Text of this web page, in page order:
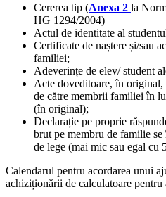
Cererea tip (Anexa 2 la
HG 1294/2004)
Actul de identitate al
Certificate de naștere și/sau
familiei;
Adeverințe de elev/ student
Acte doveditoare, în
de către membrii familiei în
(în original);
Declarație pe proprie
brut pe membru de familie
de lege (mai mic sau egal cu
Calendarul pentru acordarea unui
achiziționării de calculatoare pentru